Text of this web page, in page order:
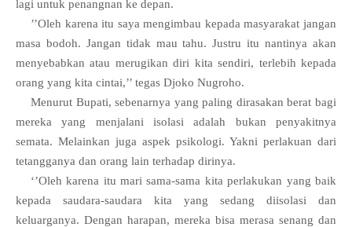
lagi untuk penangnan ke depan.
’’Oleh karena itu saya mengimbau kepada masyarakat jangan
masa bodoh. Jangan tidak mau tahu. Justru itu nantinya akan
menyebabkan atau merugikan diri kita sendiri, terlebih kepada
orang yang kita cintai,’’ tegas Djoko Nugroho.
Menurut Bupati, sebenarnya yang paling dirasakan berat bagi
mereka yang menjalani isolasi adalah bukan penyakitnya
semata. Melainkan juga aspek psikologi. Yakni perlakuan dari
tetangganya dan orang lain terhadap dirinya.
‘’Oleh karena itu mari sama-sama kita perlakukan yang baik
kepada saudara-saudara kita yang sedang diisolasi dan
keluarganya. Dengan harapan, mereka bisa merasa senang dan